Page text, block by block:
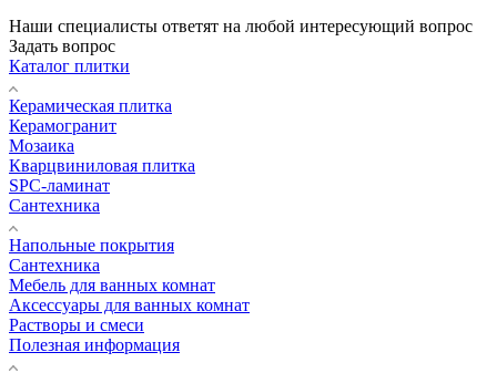
Наши специалисты ответят на любой интересующий вопрос
Задать вопрос
Каталог плитки
Керамическая плитка
Керамогранит
Мозаика
Кварцвиниловая плитка
SPC-ламинат
Сантехника
Напольные покрытия
Сантехника
Мебель для ванных комнат
Аксессуары для ванных комнат
Растворы и смеси
Полезная информация